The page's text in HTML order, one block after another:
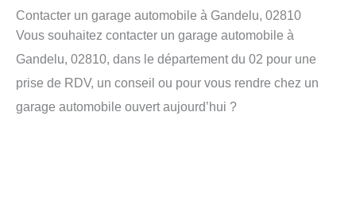
Contacter un garage automobile à Gandelu, 02810
Vous souhaitez contacter un garage automobile à
Gandelu, 02810, dans le département du 02 pour une
prise de RDV, un conseil ou pour vous rendre chez un
garage automobile ouvert aujourd’hui ?